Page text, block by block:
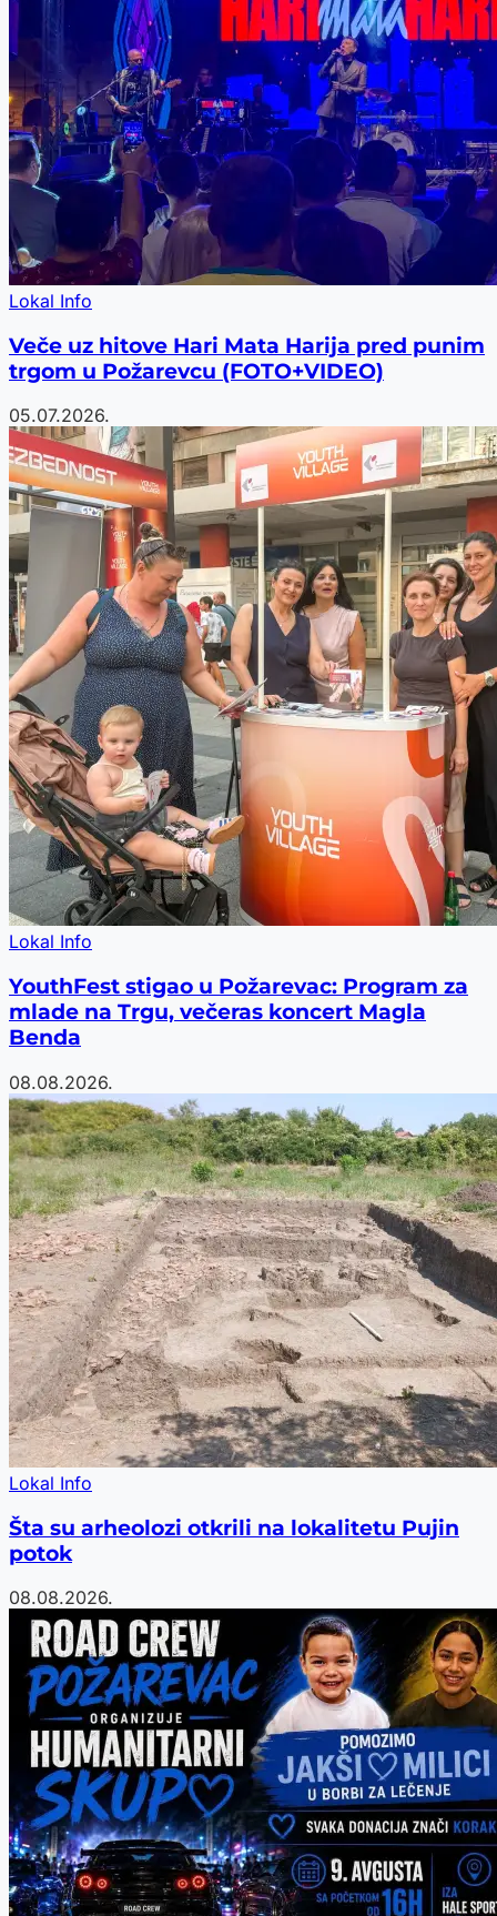
Lokal Info
Veče uz hitove Hari Mata Harija pred punim
trgom u Požarevcu (FOTO+VIDEO)
05.07.2026.
Lokal Info
YouthFest stigao u Požarevac: Program za
mlade na Trgu, večeras koncert Magla
Benda
08.08.2026.
Lokal Info
Šta su arheolozi otkrili na lokalitetu Pujin
potok
08.08.2026.